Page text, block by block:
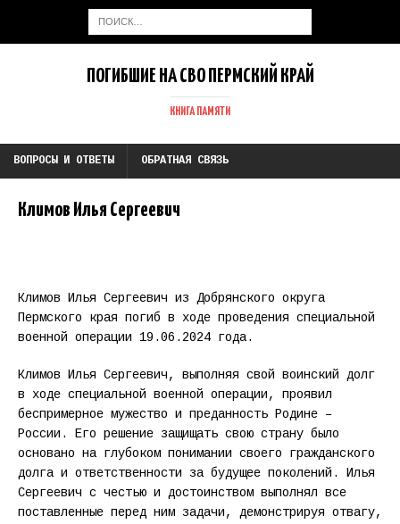
ПОГИБШИЕ НА СВО ПЕРМСКИЙ КРАЙ
КНИГА ПАМЯТИ
ВОПРОСЫ И ОТВЕТЫ ОБРАТНАЯ СВЯЗЬ
Климов Илья Сергеевич
Климов Илья Сергеевич из Добрянского округа
Пермского края погиб в ходе проведения специальной
военной операции 19.06.2024 года.
Климов Илья Сергеевич, выполняя свой воинский долг
в ходе специальной военной операции, проявил
беспримерное мужество и преданность Родине –
России. Его решение защищать свою страну было
основано на глубоком понимании своего гражданского
долга и ответственности за будущее поколений. Илья
Сергеевич с честью и достоинством выполнял все
поставленные перед ним задачи, демонстрируя отвагу,